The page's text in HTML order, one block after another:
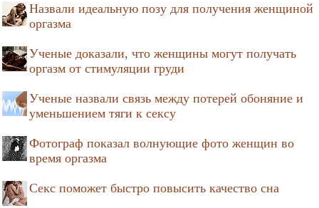
Назвали идеальную позу для получения женщиной
оргазма
Ученые доказали, что женщины могут получать
оргазм от стимуляции груди
Ученые назвали связь между потерей обоняние и
уменьшением тяги к сексу
Фотограф показал волнующие фото женщин во
время оргазма
Секс поможет быстро повысить качество сна